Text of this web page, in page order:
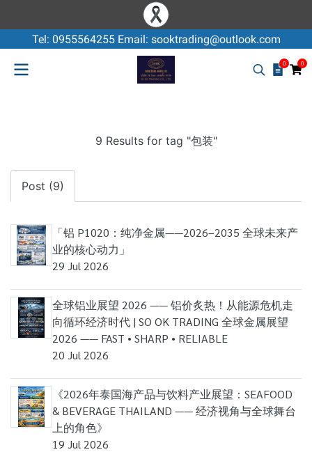
Tel: 0955564255 Email: sooktrading@outlook.com
0 0
9 Results for tag "包装"
Post (9)
「铝 P1020：纯净金属——2026–2035 全球未来产
业的核心动力」
29 Jul 2026
全球铝业展望 2026 —— 铝价炙热！从能源危机走
向循环经济时代 | SO OK TRADING 全球金属展望
2026 —— FAST • SHARP • RELIABLE
20 Jul 2026
《2026年泰国海产品与饮料产业展望：SEAFOOD
& BEVERAGE THAILAND —— 经济视角与全球舞台
上的角色》
19 Jul 2026